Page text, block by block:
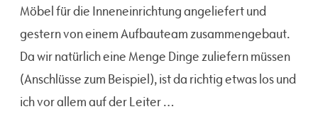
Möbel für die Inneneinrichtung angeliefert und
gestern von einem Aufbauteam zusammengebaut.
Da wir natürlich eine Menge Dinge zuliefern müssen
(Anschlüsse zum Beispiel), ist da richtig etwas los und
ich vor allem auf der Leiter …